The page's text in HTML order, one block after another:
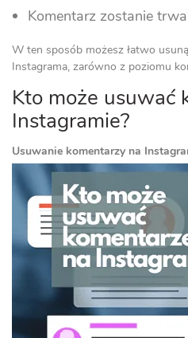
Komentarz zostanie
W ten sposób możesz łatwo
Instagrama, zarówno z poziomu
Kto może usuwać
Instagramie?
Usuwanie komentarzy na